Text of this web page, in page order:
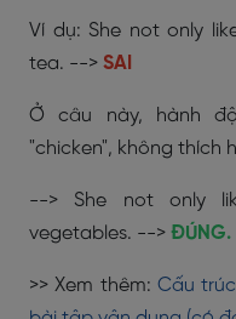
Ví dụ: She not only
tea. --> SAI
Ở câu này, hành
"chicken", không thích
--> She not only
vegetables. --> ĐÚNG.
>> Xem thêm: Cấu